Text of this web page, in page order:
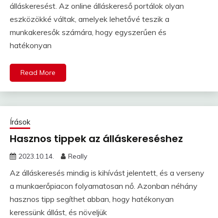
álláskeresést. Az online álláskereső portálok olyan
eszközökké váltak, amelyek lehetővé teszik a
munkakeresők számára, hogy egyszerűen és
hatékonyan
Read More
Írások
Hasznos tippek az álláskereséshez
2023.10.14. Really
Az álláskeresés mindig is kihívást jelentett, és a verseny
a munkaerőpiacon folyamatosan nő. Azonban néhány
hasznos tipp segíthet abban, hogy hatékonyan
keressünk állást, és növeljük